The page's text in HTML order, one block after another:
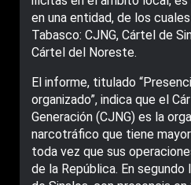
en una entidad, de los
Tabasco: CJNG, Cártel de
Cártel del Noreste.
El informe, titulado
organizado”, indica que el
Generación (CJNG) es la
narcotráfico que tiene
toda vez que sus
de la República. En